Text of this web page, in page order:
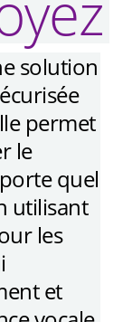
solution
permet
le
quel
utilisant
les
et